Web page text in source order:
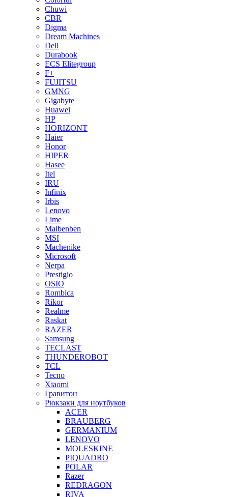
Chuwi
CBR
Digma
Dream Machines
Dell
Durabook
ECS Elitegroup
F+
FUJITSU
GMNG
Gigabyte
Huawei
HP
HORIZONT
Haier
Honor
HIPER
Hasee
Itel
IRU
Infinix
Irbis
Lenovo
Lime
Maibenben
MSI
Machenike
Microsoft
Nerpa
Prestigio
OSIO
Rombica
Rikor
Realme
Raskat
RAZER
Samsung
TECLAST
THUNDEROBOT
TCL
Tecno
Xiaomi
Гравитон
Рюкзаки для ноутбуков
ACER
BRAUBERG
GERMANIUM
LENOVO
MOLESKINE
PIQUADRO
POLAR
Razer
REDRAGON
RIVA